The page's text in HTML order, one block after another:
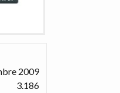
2009
3.186